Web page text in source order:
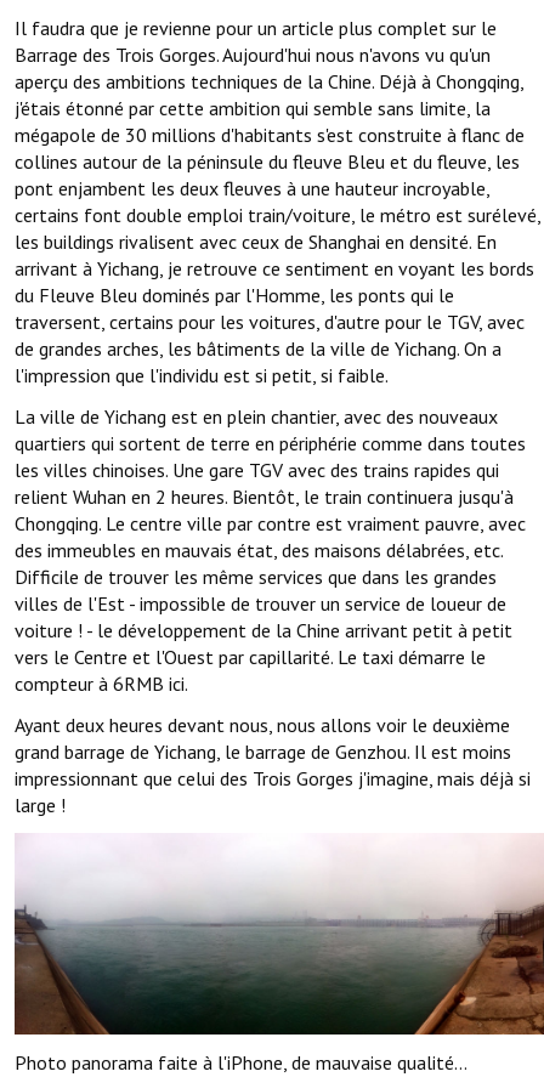
Il faudra que je revienne pour un article plus complet sur le
Barrage des Trois Gorges. Aujourd'hui nous n'avons vu qu'un
aperçu des ambitions techniques de la Chine. Déjà à Chongqing,
j'étais étonné par cette ambition qui semble sans limite, la
mégapole de 30 millions d'habitants s'est construite à flanc de
collines autour de la péninsule du fleuve Bleu et du fleuve, les
pont enjambent les deux fleuves à une hauteur incroyable,
certains font double emploi train/voiture, le métro est surélevé,
les buildings rivalisent avec ceux de Shanghai en densité. En
arrivant à Yichang, je retrouve ce sentiment en voyant les bords
du Fleuve Bleu dominés par l'Homme, les ponts qui le
traversent, certains pour les voitures, d'autre pour le TGV, avec
de grandes arches, les bâtiments de la ville de Yichang. On a
l'impression que l'individu est si petit, si faible.
La ville de Yichang est en plein chantier, avec des nouveaux
quartiers qui sortent de terre en périphérie comme dans toutes
les villes chinoises. Une gare TGV avec des trains rapides qui
relient Wuhan en 2 heures. Bientôt, le train continuera jusqu'à
Chongqing. Le centre ville par contre est vraiment pauvre, avec
des immeubles en mauvais état, des maisons délabrées, etc.
Difficile de trouver les même services que dans les grandes
villes de l'Est - impossible de trouver un service de loueur de
voiture ! - le développement de la Chine arrivant petit à petit
vers le Centre et l'Ouest par capillarité. Le taxi démarre le
compteur à 6RMB ici.
Ayant deux heures devant nous, nous allons voir le deuxième
grand barrage de Yichang, le barrage de Genzhou. Il est moins
impressionnant que celui des Trois Gorges j'imagine, mais déjà si
large !
Photo panorama faite à l'iPhone, de mauvaise qualité...